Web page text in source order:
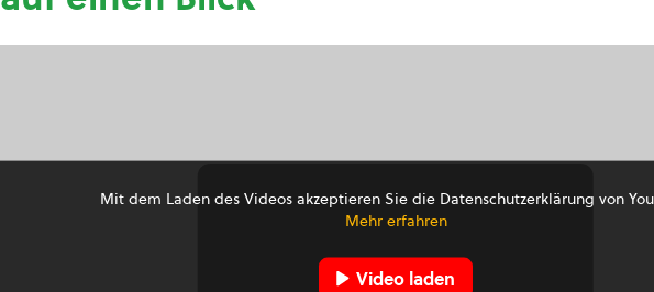
Mit dem Laden des Videos akzeptieren Sie die Datenschutzerklärung von
Mehr erfahren
Video laden